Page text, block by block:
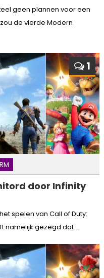
geen plannen voor een
de vierde Modern
1
door Infinity
spelen van Call of Duty:
namelijk gezegd dat...